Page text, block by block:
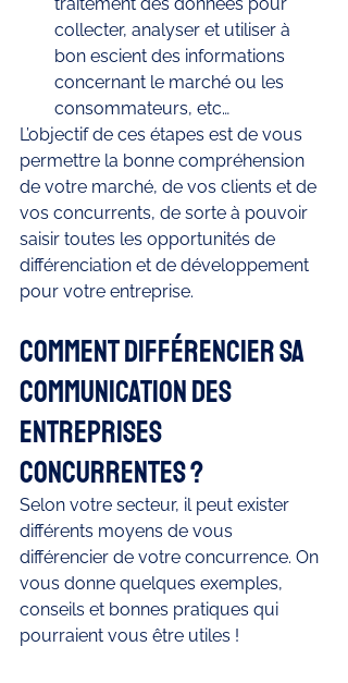
traitement des données pour
collecter, analyser et utiliser à
bon escient des informations
concernant le marché ou les
consommateurs, etc…
L’objectif de ces étapes est de vous
permettre la bonne compréhension
de votre marché, de vos clients et de
vos concurrents, de sorte à pouvoir
saisir toutes les opportunités de
différenciation et de développement
pour votre entreprise.
Comment différencier sa
communication des
entreprises
concurrentes ?
Selon votre secteur, il peut exister
différents moyens de vous
différencier de votre concurrence. On
vous donne quelques exemples,
conseils et bonnes pratiques qui
pourraient vous être utiles !